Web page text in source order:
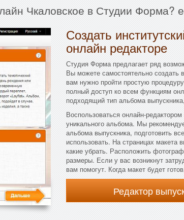
Чкаловское в Студии Форма?
Создать
онлайн редакторе
Студия Форма предлагает ряд
Вы можете самостоятельно создать
вам нужно пройти простую
полный доступ ко всем функциям
подходящий тип альбома
Воспользоваться онлайн-
уникального альбома. Мы
альбома выпускника, подготовить
использовать. На страницах макета
какие убрать. Расположить
размеры. Если у вас возникнут
вам помогут. Когда макет будет
Редактор